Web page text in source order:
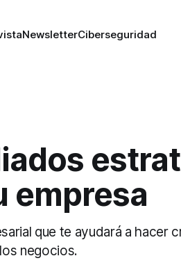
NewsletterCiberseguridad
empresa
que te ayudará a hacer
negocios.